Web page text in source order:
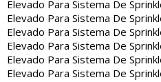
Elevado Para Sistema De
Elevado Para Sistema De
Elevado Para Sistema De
Elevado Para Sistema De
Elevado Para Sistema De
Elevado Para Sistema De